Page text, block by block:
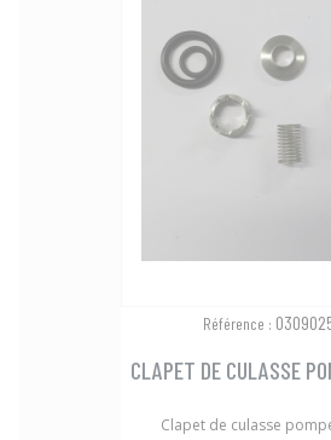
Référence :
CLAPET DE CULASSE
Clapet de culasse